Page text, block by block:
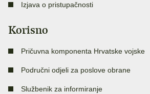
Izjava o pristupačnosti
Korisno
Pričuvna komponenta Hrvatske vojske
Područni odjeli za poslove obrane
Službenik za informiranje